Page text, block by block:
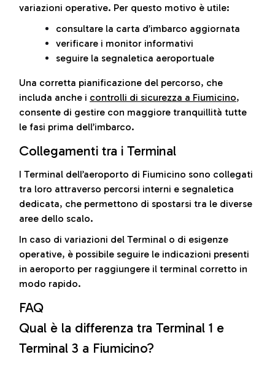
variazioni operative. Per questo motivo è utile:
consultare la carta d’imbarco aggiornata
verificare i monitor informativi
seguire la segnaletica aeroportuale
Una corretta pianificazione del percorso, che
includa anche i controlli di sicurezza a Fiumicino,
consente di gestire con maggiore tranquillità tutte
le fasi prima dell’imbarco.
Collegamenti tra i Terminal
I Terminal dell’aeroporto di Fiumicino sono collegati
tra loro attraverso percorsi interni e segnaletica
dedicata, che permettono di spostarsi tra le diverse
aree dello scalo.
In caso di variazioni del Terminal o di esigenze
operative, è possibile seguire le indicazioni presenti
in aeroporto per raggiungere il terminal corretto in
modo rapido.
FAQ
Qual è la differenza tra Terminal 1 e
Terminal 3 a Fiumicino?